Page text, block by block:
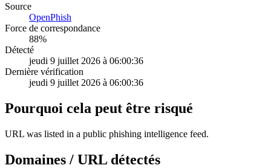
Source
OpenPhish
Force de correspondance
88%
Détecté
jeudi 9 juillet 2026 à 06:00:36
Dernière vérification
jeudi 9 juillet 2026 à 06:00:36
Pourquoi cela peut être risqué
URL was listed in a public phishing intelligence feed.
Domaines / URL détectés